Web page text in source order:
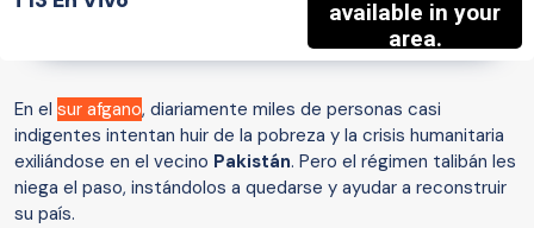
En el sur afgano, diariamente miles de personas casi
indigentes intentan huir de la pobreza y la crisis humanitaria
exiliándose en el vecino Pakistán. Pero el régimen talibán les
niega el paso, instándolos a quedarse y ayudar a reconstruir
su país.